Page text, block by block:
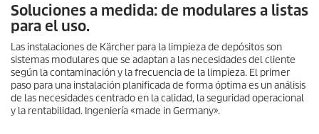
Soluciones a medida: de modulares a listas
para el uso.
Las instalaciones de Kärcher para la limpieza de depósitos son
sistemas modulares que se adaptan a las necesidades del cliente
según la contaminación y la frecuencia de la limpieza. El primer
paso para una instalación planificada de forma óptima es un análisis
de las necesidades centrado en la calidad, la seguridad operacional
y la rentabilidad. Ingeniería «made in Germany».